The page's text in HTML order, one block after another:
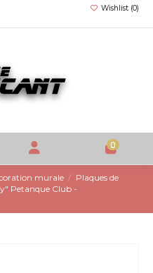
Wishlist (0)
0
murale
Plaques de
Petanque Club -